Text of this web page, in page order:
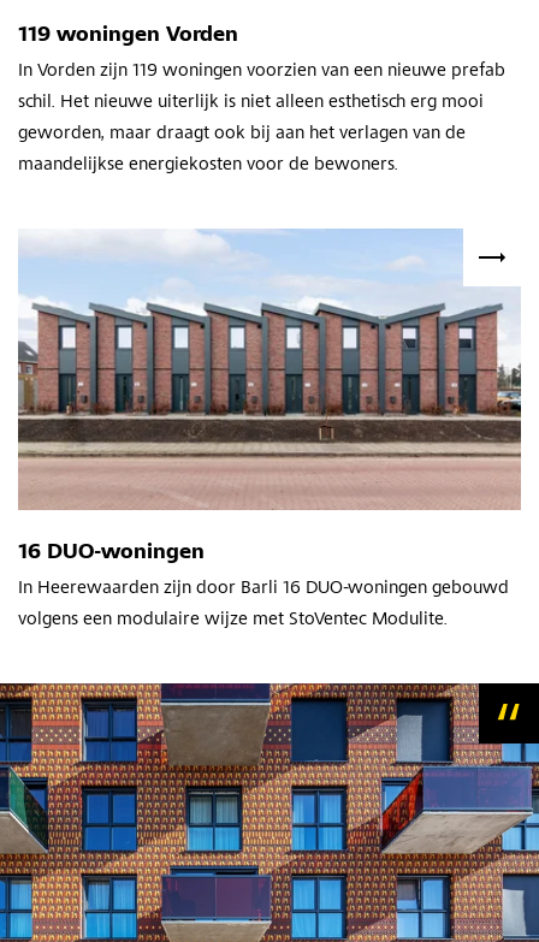
119 woningen Vorden
In Vorden zijn 119 woningen voorzien van een nieuwe prefab
schil. Het nieuwe uiterlijk is niet alleen esthetisch erg mooi
geworden, maar draagt ook bij aan het verlagen van de
maandelijkse energiekosten voor de bewoners.
16 DUO-woningen
In Heerewaarden zijn door Barli 16 DUO-woningen gebouwd
volgens een modulaire wijze met StoVentec Modulite.